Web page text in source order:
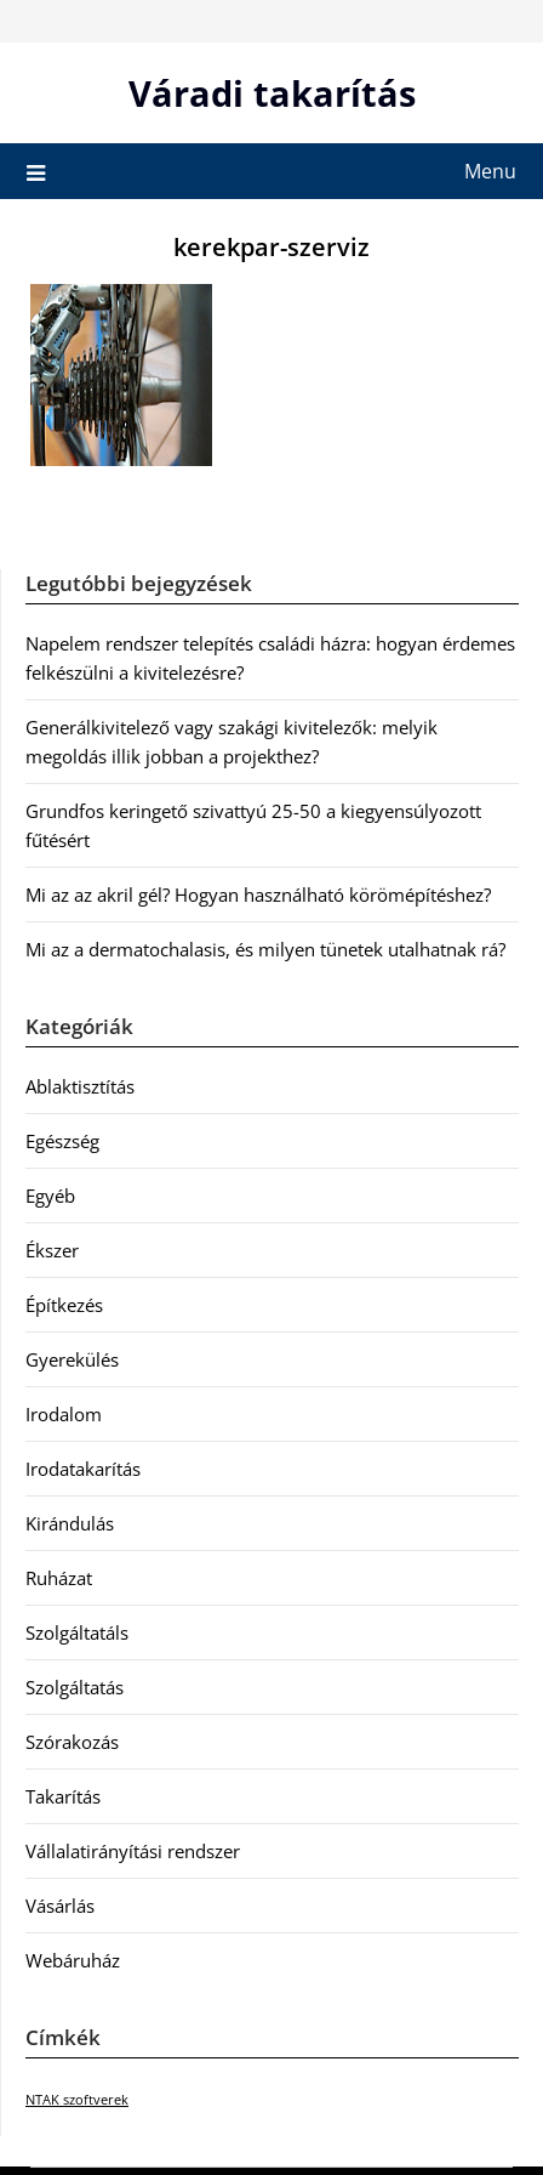
Váradi takarítás
Menu
kerekpar-szerviz
Legutóbbi bejegyzések
Napelem rendszer telepítés családi házra: hogyan érdemes
felkészülni a kivitelezésre?
Generálkivitelező vagy szakági kivitelezők: melyik
megoldás illik jobban a projekthez?
Grundfos keringető szivattyú 25-50 a kiegyensúlyozott
fűtésért
Mi az az akril gél? Hogyan használható körömépítéshez?
Mi az a dermatochalasis, és milyen tünetek utalhatnak rá?
Kategóriák
Ablaktisztítás
Egészség
Egyéb
Ékszer
Építkezés
Gyerekülés
Irodalom
Irodatakarítás
Kirándulás
Ruházat
Szolgáltatáls
Szolgáltatás
Szórakozás
Takarítás
Vállalatirányítási rendszer
Vásárlás
Webáruház
Címkék
NTAK szoftverek